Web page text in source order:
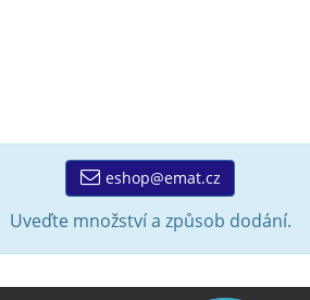
eshop@emat.cz
Uveďte množství a způsob dodání.